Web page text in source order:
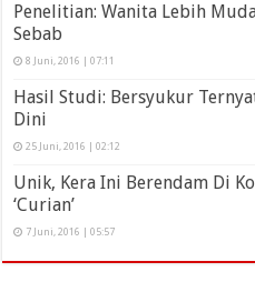
Penelitian: Wanita Lebih
Sebab
8 Juni, 2016 | 07:11
Hasil Studi: Bersyukur
Dini
25 Juni, 2016 | 02:12
Unik, Kera Ini Berendam Di
‘Curian’
7 Juni, 2016 | 05:57